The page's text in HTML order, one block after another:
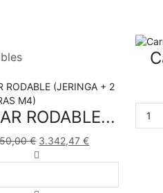
RODABLE...
€ 3.342,47€